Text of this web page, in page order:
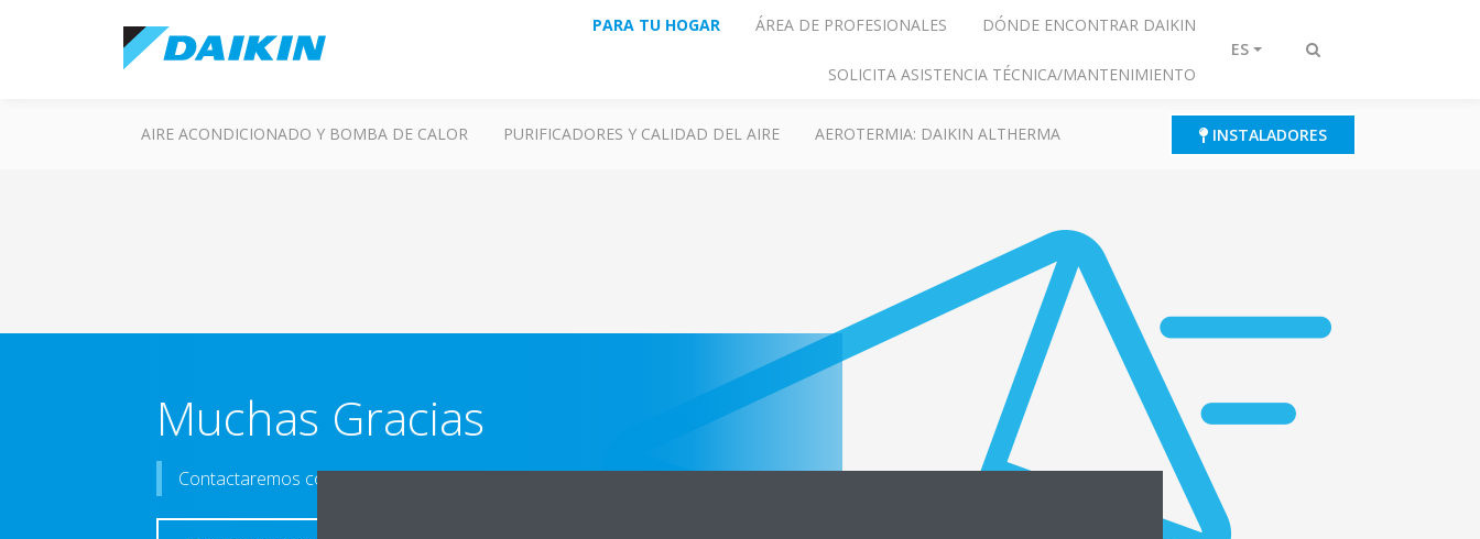
Alternar
PARA TU HOGAR ÁREA DE PROFESIONALES DÓNDE ENCONTRAR DAIKIN
SOLICITA ASISTENCIA TÉCNICA/MANTENIMIENTO
ES
AIRE ACONDICIONADO Y BOMBA DE CALOR PURIFICADORES Y CALIDAD DEL AIRE AEROTERMIA: DAIKIN ALTHERMA INSTALADORES
Muchas Gracias
Contactaremos contigo a la mayor brevedad posible